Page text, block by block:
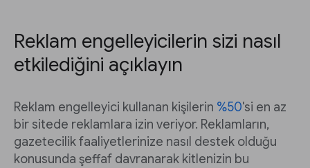
Reklam engelleyicilerin sizi nasıl
etkilediğini açıklayın
Reklam engelleyici kullanan kişilerin %50'si en az
bir sitede reklamlara izin veriyor. Reklamların,
gazetecilik faaliyetlerinize nasıl destek olduğu
konusunda şeffaf davranarak kitlenizin bu